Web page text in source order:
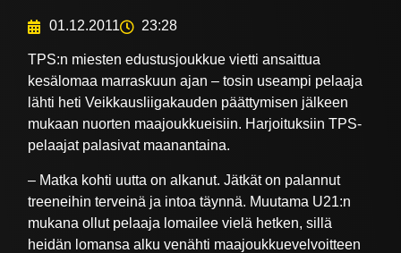
01.12.2011 23:28
TPS:n miesten edustusjoukkue vietti ansaittua
kesälomaa marraskuun ajan – tosin useampi pelaaja
lähti heti Veikkausliigakauden päättymisen jälkeen
mukaan nuorten maajoukkueisiin. Harjoituksiin TPS-
pelaajat palasivat maanantaina.
– Matka kohti uutta on alkanut. Jätkät on palannut
treeneihin terveinä ja intoa täynnä. Muutama U21:n
mukana ollut pelaaja lomailee vielä hetken, sillä
heidän lomansa alku venähti maajoukkuevelvoitteen